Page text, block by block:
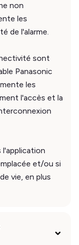
non
les
de l'alarme.
sont
Panasonic
les
l'accès et la
et/ou si
vie, en plus